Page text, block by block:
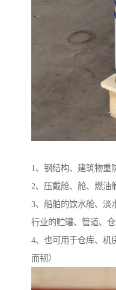
1、钢结构、建筑物重
2、压戴舱、舱、燃油
3、船舶的饮水舱、淡
行业的贮罐、管道、仓
4、也可用于仓库、机
而韧）